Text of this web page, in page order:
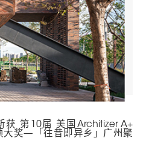
获 第10届 美国Architizer A+
大奖—「往昔即异乡」广州聚